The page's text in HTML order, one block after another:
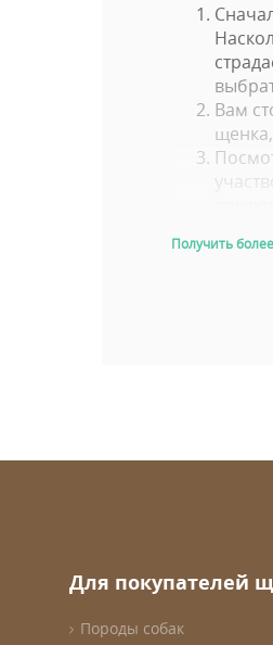
Вам
Получить
Для покупателей
Породы собак